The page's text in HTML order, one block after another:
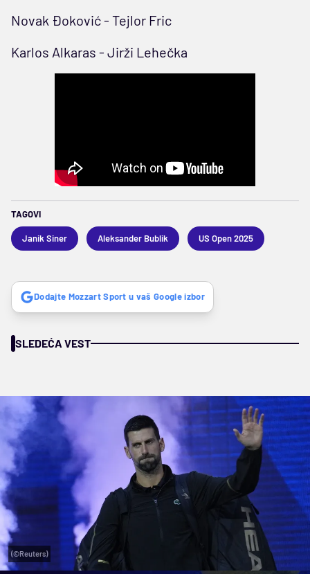
Novak Đoković - Tejlor Fric
Karlos Alkaras - Jirži Lehečka
TAGOVI
Janik Siner Aleksander Bublik US Open 2025
Dodajte Mozzart Sport u vaš Google izbor
SLEDEĆA VEST
(©Reuters)